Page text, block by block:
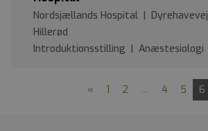
Nordsjællands Hospital |
Hillerød
Introduktionsstilling | Anæstesiologi
« 1 2 … 4 5 6